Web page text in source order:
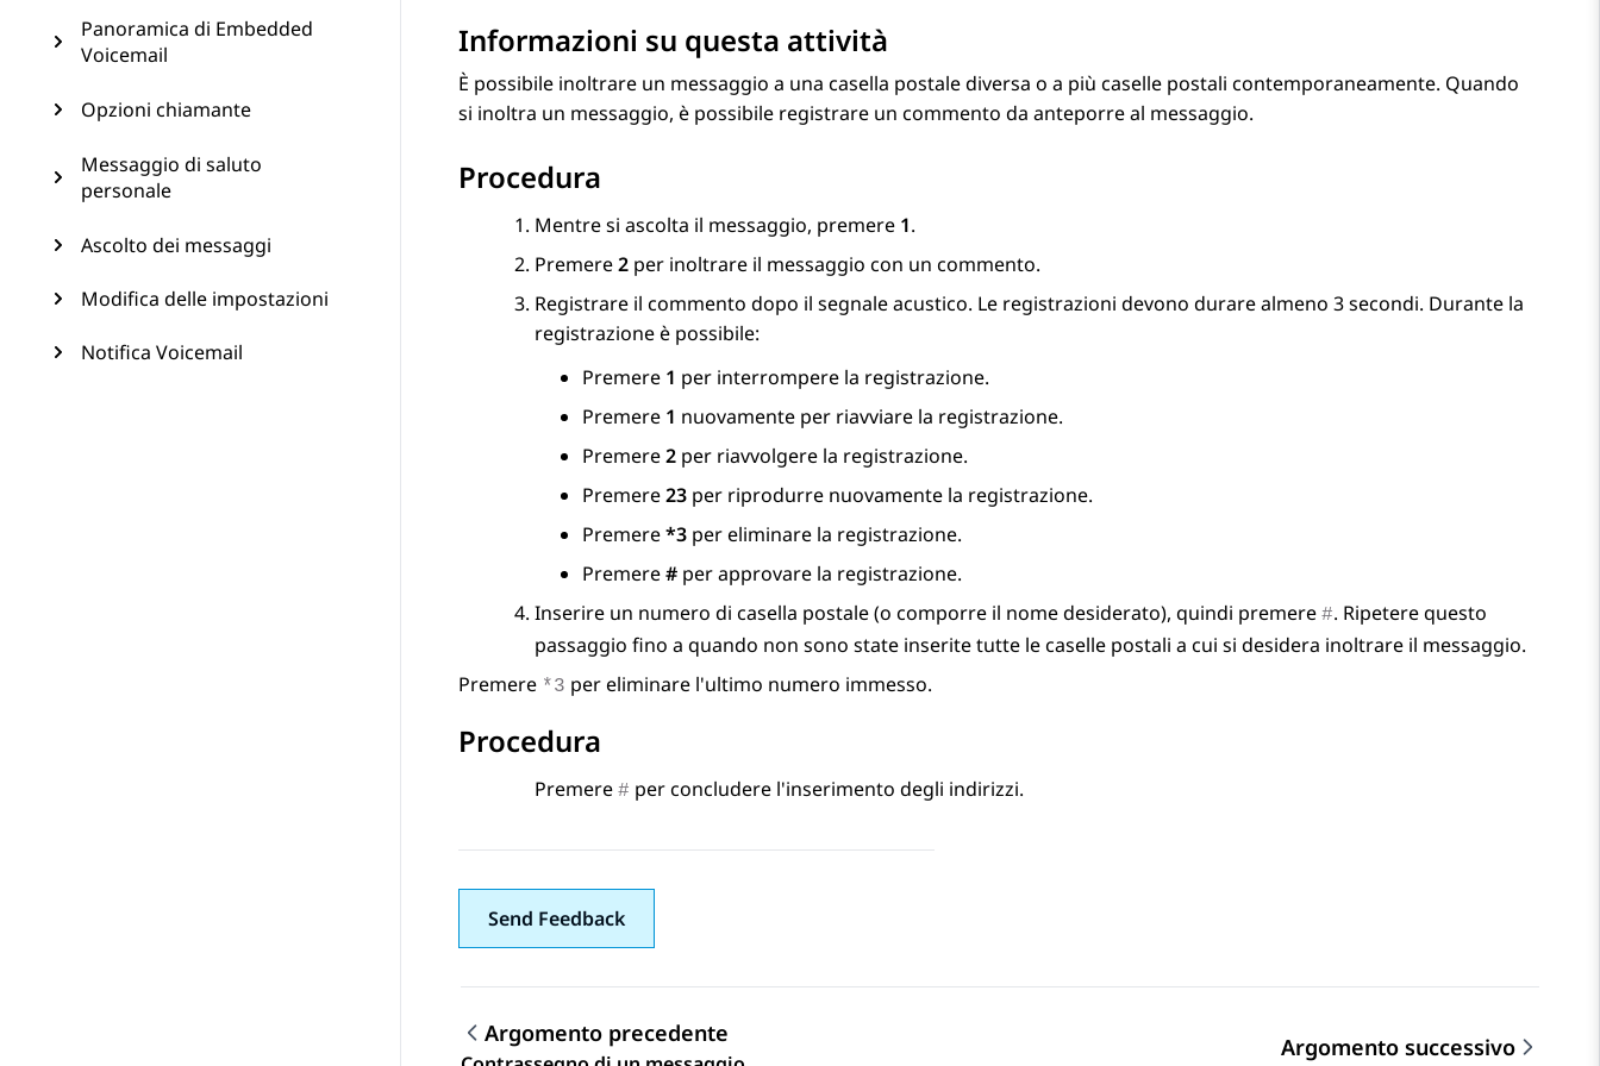
Panoramica di Embedded
Voicemail
Opzioni chiamante
Messaggio di saluto
personale
Ascolto dei messaggi
Modifica delle impostazioni
Notifica Voicemail
Informazioni su questa attività
È possibile inoltrare un messaggio a una casella postale diversa o a più caselle postali contemporaneamente. Quando
si inoltra un messaggio, è possibile registrare un commento da anteporre al messaggio.
Procedura
Mentre si ascolta il messaggio, premere 1.
Premere2 per inoltrare il messaggio con un commento.
Registrare il commento dopo il segnale acustico. Le registrazioni devono durare almeno 3 secondi. Durante la
registrazione è possibile:
Premere 1 per interrompere la registrazione.
Premere 1 nuovamente per riavviare la registrazione.
Premere2 per riavvolgere la registrazione.
Premere23 per riprodurre nuovamente la registrazione.
Premere*3 per eliminare la registrazione.
Premere# per approvare la registrazione.
Inserire un numero di casella postale (o comporre il nome desiderato), quindi premere #. Ripetere questo
passaggio fino a quando non sono state inserite tutte le caselle postali a cui si desidera inoltrare il messaggio.
Premere *3 per eliminare l'ultimo numero immesso.
Procedura
Premere # per concludere l'inserimento degli indirizzi.
Send Feedback
Argomento precedente Argomento successivo